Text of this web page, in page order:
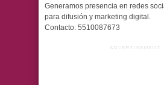
Generamos presencia en redes
para difusión y marketing digital.
Contacto: 5510087673
ADVERTISEMENT